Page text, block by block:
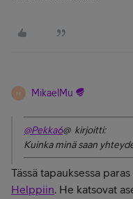
M MikaelMu
@Pekka6@ kirjoitti:
Kuinka minä saan
Tässä tapauksessa
Helppiin. He katsovat